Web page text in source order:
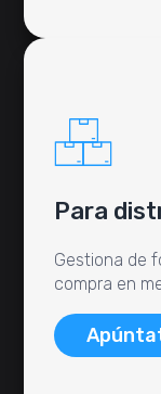
Para
Gestiona de
compra en